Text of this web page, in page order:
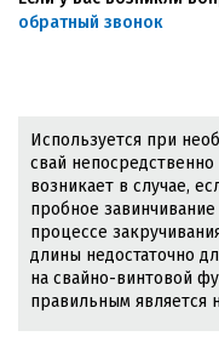
обратный звонок
Используется при
свай
возникает в случае,
пробное
процессе
длины недостаточно
на свайно-винтовой
правильным является